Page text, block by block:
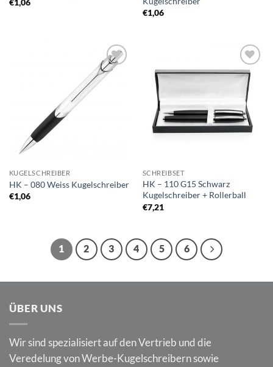
€1,06
€1,06
Auf die
Merkliste
KUGELSCHREIBER
HK – 080 Weiss Kugelschreiber
€1,06
Auf die
Merkliste
SCHREIBSET
HK – 110 G15 Schwarz
Kugelschreiber + Rollerball
€7,21
1 2 3 4 5 6
ÜBER UNS
Wir sind spezialisiert auf den Vertrieb und die
Veredelung von Werbe-Kugelschreibern sowie